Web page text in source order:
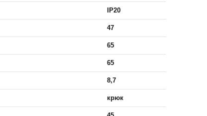
IP20
47
65
65
8,7
крюк